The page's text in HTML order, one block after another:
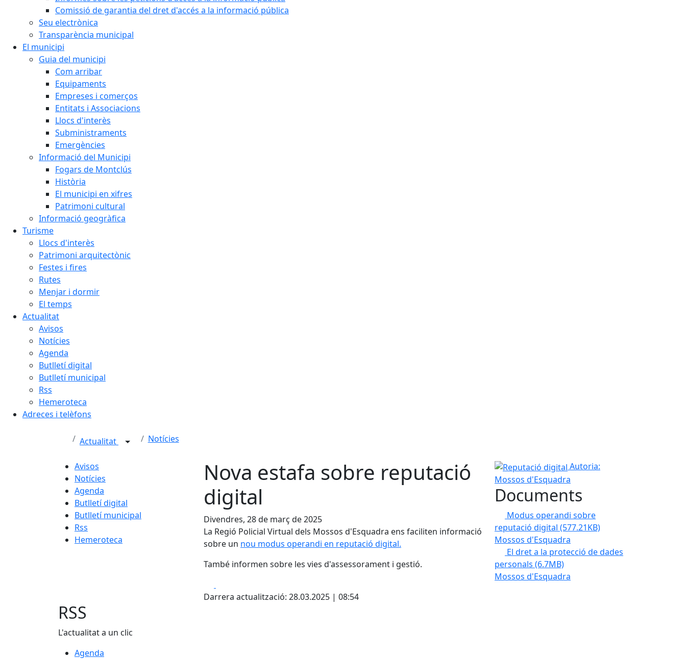
Comissió de garantia del dret d'accés a la informació pública
Seu electrònica
Transparència municipal
El municipi
Guia del municipi
Com arribar
Equipaments
Empreses i comerços
Entitats i Associacions
Llocs d'interès
Subministraments
Emergències
Informació del Municipi
Fogars de Montclús
Història
El municipi en xifres
Patrimoni cultural
Informació geogràfica
Turisme
Llocs d'interès
Patrimoni arquitectònic
Festes i fires
Rutes
Menjar i dormir
El temps
Actualitat
Avisos
Notícies
Agenda
Butlletí digital
Butlletí municipal
Rss
Hemeroteca
Adreces i telèfons
Actualitat Notícies
Avisos
Notícies
Agenda
Butlletí digital
Butlletí municipal
Rss
Hemeroteca
Nova estafa sobre reputació
digital
Divendres, 28 de març de 2025
La Regió Policial Virtual dels Mossos d'Esquadra ens faciliten informació
sobre un nou modus operandi en reputació digital.
També informen sobre les vies d'assessorament i gestió.
Darrera actualització: 28.03.2025 | 08:54
Reputació digital
Autoria:
Mossos d'Esquadra
Documents
Modus operandi sobre
reputació digital (577.21KB)
Mossos d'Esquadra
El dret a la protecció de dades
personals (6.7MB)
Mossos d'Esquadra
RSS
L'actualitat a un clic
Agenda